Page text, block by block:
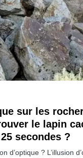
sur les
le lapin
secondes ?
d’optique ? L’illusion